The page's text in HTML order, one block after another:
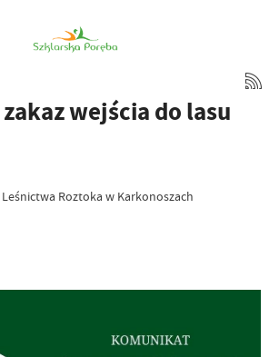
wejścia do lasu
Roztoka w Karkonoszach